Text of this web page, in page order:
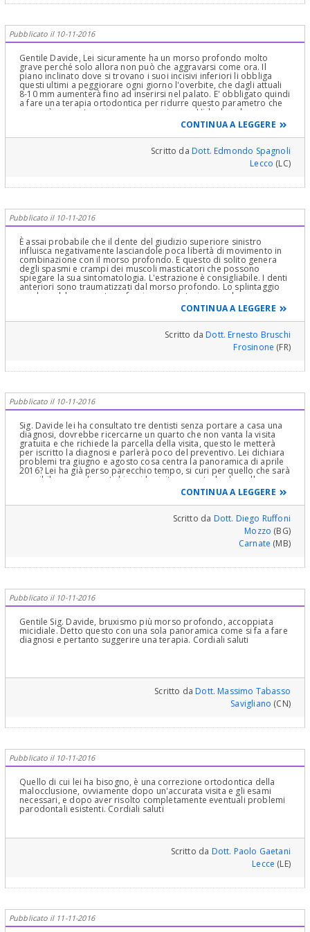
e di Fronte in rapporto 1:1 e ovviamente una Visita Clinica
Gnatologica a completamento di quella Ortodontica oltre ad una
valutazione fisiopatologica della postura e funzione della lingua,
oltre che della postura in generale della colonna vertebrale! "! La
Visita Odontoiatrica ed una pianificazione terapeutica sono Atti
Medici importanti e Colti! Cari Saluti ed in "bocca al Lupo"!
Pubblicato il 10-11-2016
Gentile Davide, Lei sicuramente ha un morso profondo molto
grave perché solo allora non può che aggravarsi come ora. Il
piano inclinato dove si trovano i suoi incisivi inferiori li obbliga
questi ultimi a peggiorare ogni giorno l'overbite, che dagli attuali
8-10 mm aumenterà fino ad inserirsi nel palato. E' obbligato quindi
a fare una terapia ortodontica per ridurre questo parametro che
non può, senza terapia, se non peggiorare. L'ideale nel suo caso
sarebbe portare gli incisivi testa a testa se non è facile la recidiva.
Aggiungo che quanto consigliato dai miei colleghi non risolve le
cause del suo problema, probabilmente perché non sono
ortodontisti (estrarre i giudizi! Mettere un bite! Kinesi terapia! Non
eliminano le cause del problema neanche da lontano).
CONTINUA A LEGGERE
Scritto daDott. Edmondo Spagnoli
Lecco (LC)
Pubblicato il 10-11-2016
È assai probabile che il dente del giudizio superiore sinistro
influisca negativamente lasciandole poca libertà di movimento in
combinazione con il morso profondo. E questo di solito genera
degli spasmi e crampi dei muscoli masticatori che possono
spiegare la sua sintomatologia. L'estrazione è consigliabile. I denti
anteriori sono traumatizzati dal morso profondo. Lo splintaggio
sembrerebbe prematuro; faccia una valutazione anche per un
trattamento che vada alle radici del problema. Per caso il
problema è insorto dopo le ricostruzioni? Queste ultime
potrebbero influire. Ha bisogno sicuramente di una visita
CONTINUA A LEGGERE
Scritto daDott. Ernesto Bruschi
Frosinone (FR)
Pubblicato il 10-11-2016
Sig. Davide lei ha consultato tre dentisti senza portare a casa una
diagnosi, dovrebbe ricercarne un quarto che non vanta la visita
gratuita e che richiede la parcella della visita, questo le metterà
per iscritto la diagnosi e parlerà poco del preventivo. Lei dichiara
problemi tra giugno e agosto cosa centra la panoramica di aprile
2016? Lei ha già perso parecchio tempo, si curi per quello che sarà
possibile e non dimentichi mai la visita semestrale che nella sua
CONTINUA A LEGGERE
Scritto da Dott. Diego Ruffoni
Mozzo (BG)
Carnate (MB)
Pubblicato il 10-11-2016
Gentile Sig. Davide, bruxismo più morso profondo, accoppiata
micidiale. Detto questo con una sola panoramica come si fa a fare
diagnosi e pertanto suggerire una terapia. Cordiali saluti
Scritto daDott. Massimo Tabasso
Savigliano (CN)
Pubblicato il 10-11-2016
Quello di cui lei ha bisogno, è una correzione ortodontica della
malocclusione, ovviamente dopo un'accurata visita e gli esami
necessari, e dopo aver risolto completamente eventuali problemi
parodontali esistenti. Cordiali saluti
Scritto da Dott. Paolo Gaetani
Lecce (LE)
Pubblicato il 11-11-2016